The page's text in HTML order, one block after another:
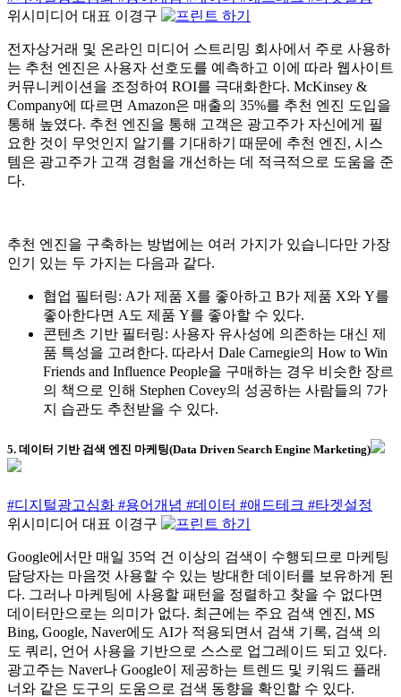
위시미디어 대표 이경구
전자상거래 및 온라인 미디어 스트리밍 회사에서 주로 사용하
는 추천 엔진은 사용자 선호도를 예측하고 이에 따라 웹사이트
커뮤니케이션을 조정하여 ROI를 극대화한다. McKinsey &
Company에 따르면 Amazon은 매출의 35%를 추천 엔진 도입을
통해 높였다. 추천 엔진을 통해 고객은 광고주가 자신에게 필
요한 것이 무엇인지 알기를 기대하기 때문에 추천 엔진, 시스
템은 광고주가 고객 경험을 개선하는 데 적극적으로 도움을 준
다.
추천 엔진을 구축하는 방법에는 여러 가지가 있습니다만 가장
인기 있는 두 가지는 다음과 같다.
협업 필터링: A가 제품 X를 좋아하고 B가 제품 X와 Y를
좋아한다면 A도 제품 Y를 좋아할 수 있다.
콘텐츠 기반 필터링: 사용자 유사성에 의존하는 대신 제
품 특성을 고려한다. 따라서 Dale Carnegie의 How to Win
Friends and Influence People을 구매하는 경우 비슷한 장르
의 책으로 인해 Stephen Covey의 성공하는 사람들의 7가
지 습관도 추천받을 수 있다.
5. 데이터 기반 검색 엔진 마케팅(Data Driven Search Engine Marketing)
#디지털광고심화 #용어개념 #데이터 #애드테크 #타겟설정
위시미디어 대표 이경구
Google에서만 매일 35억 건 이상의 검색이 수행되므로 마케팅
담당자는 마음껏 사용할 수 있는 방대한 데이터를 보유하게 된
다. 그러나 마케팅에 사용할 패턴을 정렬하고 찾을 수 없다면
데이터만으로는 의미가 없다. 최근에는 주요 검색 엔진, MS
Bing, Google, Naver에도 AI가 적용되면서 검색 기록, 검색 의
도 쿼리, 언어 사용을 기반으로 스스로 업그레이드 되고 있다.
광고주는 Naver나 Google이 제공하는 트렌드 및 키워드 플래
너와 같은 도구의 도움으로 검색 동향을 확인할 수 있다.